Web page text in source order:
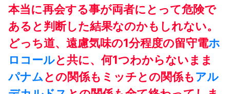
本当に再会する事が両者にとって危険で
あると判断した結果なのかもしれない。
どっち道、遠慮気味の1分程度の留守電ホ
ロコールと共に、何1つわからないまま
パナムとの関係もミッチとの関係もアル